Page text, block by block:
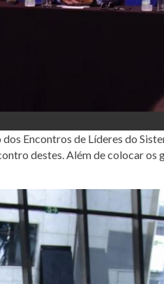
Encontros de Líderes do
destes. Além de colocar os